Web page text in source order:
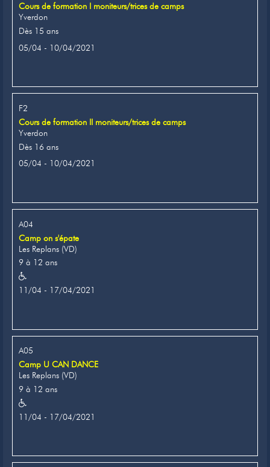
Cours de formation I moniteurs/trices de camps
Yverdon
Dès 15 ans
05/04 - 10/04/2021
F2
Cours de formation II moniteurs/trices de camps
Yverdon
Dès 16 ans
05/04 - 10/04/2021
A04
Camp on s'épate
Les Replans (VD)
9 à 12 ans
11/04 - 17/04/2021
A05
Camp U CAN DANCE
Les Replans (VD)
9 à 12 ans
11/04 - 17/04/2021